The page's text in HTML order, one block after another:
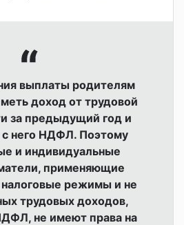
выплаты родителям
доход от трудовой
за предыдущий год и
с него НДФЛ. Поэтому
и индивидуальные
применяющие
режимы и не
трудовых доходов,
не имеют права на